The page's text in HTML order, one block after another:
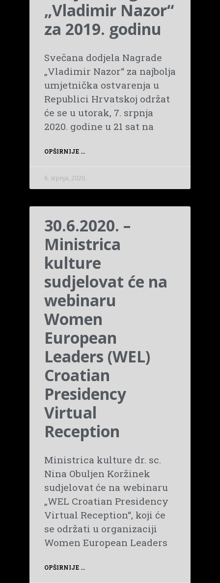
„Vladimir Nazor“
za 2019. godinu
Svečana dodjela Nagrade
„Vladimir Nazor“ za najbolja
umjetnička ostvarenja u
Republici Hrvatskoj održat
će se u utorak, 7. srpnja
2020. godine u 21 sat na
OPŠIRNIJE ...
6. srpnja, 2020.
30.6.2020. –
Ministrica
kulture
sudjelovat će na
webinaru
Women
European
Leaders (WEL)
Croatian
Presidency
Virtual
Reception
Ministrica kulture dr. sc.
Nina Obuljen Koržinek
sudjelovat će na webinaru
„WEL Croatian Presidency
Virtual Reception“, koji će
se održati u organizaciji
Women European Leaders
OPŠIRNIJE ...